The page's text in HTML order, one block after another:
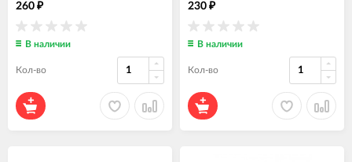
260 ₽
В наличии
Кол-во
230 ₽
В наличии
Кол-во